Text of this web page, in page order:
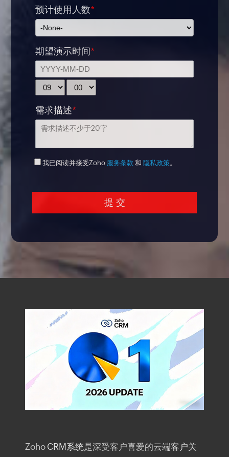
预计使用人数*
期望演示时间*
需求描述*
我已阅读并接受Zoho 服务条款 和 隐私政策。
Zoho CRM系统是深受客户喜爱的云端客户关